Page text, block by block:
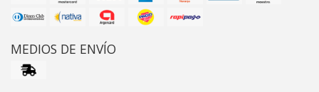
MEDIOS DE ENVÍO